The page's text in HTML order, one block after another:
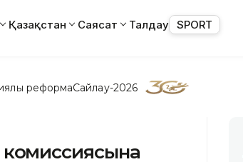
Қазақстан Саясат Талдау SPORT
реформаСайлау-2026
комиссиясына